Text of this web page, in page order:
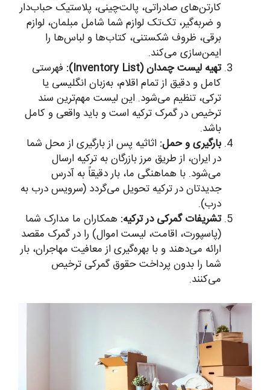
کارتن‌های صادراتی، پالت‌چینی، پلاستیک حباب‌دار
و ضربه‌گیر، تک‌تک لوازم شما شامل مبلمان، لوازم
برقی، ظروف شکستنی، کتاب‌ها و لباس‌ها را
ایمن‌سازی می‌کند.
تهیه لیست چمدان (Inventory List):
فهرستی
کامل و دقیق از تمام اقلام، به‌زبان انگلیسی یا
ترکی، تنظیم می‌شود. این لیست مهم‌ترین سند
ترخیص در گمرک ترکیه است و باید واقعی و کامل
باشد.
بارگیری و حمل: اثاثیه پس از بارگیری از محل شما
در ایران، از طریق مرز بازرگان به ترکیه ارسال
می‌شود. با هماهنگی ما، بار دقیقاً به آدرس
جدیدتان در ترکیه تحویل می‌گردد (سرویس درب به
درب).
تشریفات گمرکی در ترکیه: همکاران ما مدارک شما
(پاسپورت، اقامت، لیست اموال) را در گمرک مقصد
ارائه می‌دهند و با بهره‌گیری از معافیت مهاجران، بار
شما را بدون پرداخت حقوق گمرکی ترخیص
می‌کنند.